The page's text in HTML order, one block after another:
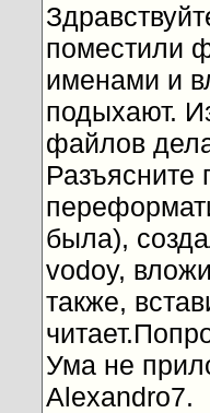
поместили
именами и
подыхают.
файлов
Разъясните
была),
vodoy,
также,
Ума не
Alexandro7.